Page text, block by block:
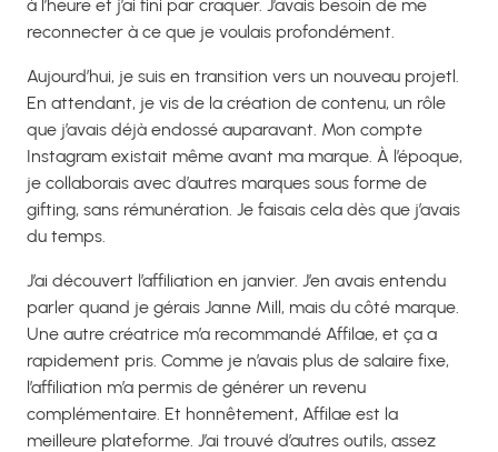
à l’heure et j’ai fini par craquer. J’avais besoin de me
reconnecter à ce que je voulais profondément.
Aujourd’hui, je suis en transition vers un nouveau projetl.
En attendant, je vis de la création de contenu, un rôle
que j’avais déjà endossé auparavant. Mon compte
Instagram existait même avant ma marque. À l’époque,
je collaborais avec d’autres marques sous forme de
gifting, sans rémunération. Je faisais cela dès que j’avais
du temps.
J’ai découvert l’affiliation en janvier. J’en avais entendu
parler quand je gérais Janne Mill, mais du côté marque.
Une autre créatrice m’a recommandé Affilae, et ça a
rapidement pris. Comme je n’avais plus de salaire fixe,
l’affiliation m’a permis de générer un revenu
complémentaire. Et honnêtement, Affilae est la
meilleure plateforme. J’ai trouvé d’autres outils, assez